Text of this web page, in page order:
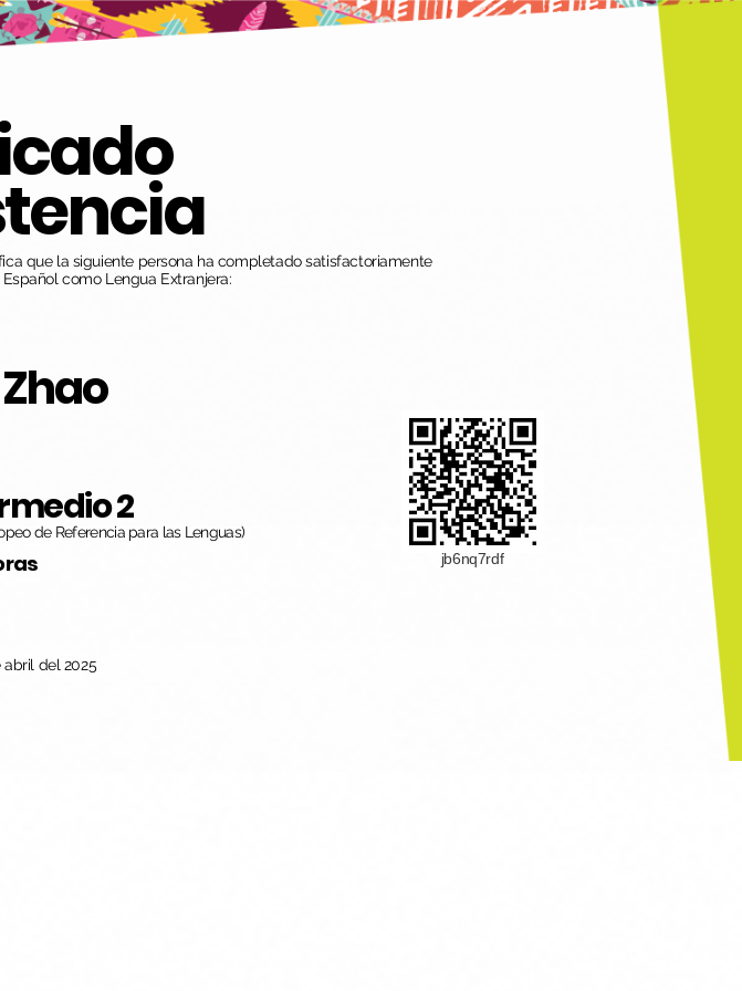
que la siguiente persona ha completado satisfactoriamente
como Lengua Extranjera:
2
de Referencia para las Lenguas)
jb6nq7rdf
abril del 2025